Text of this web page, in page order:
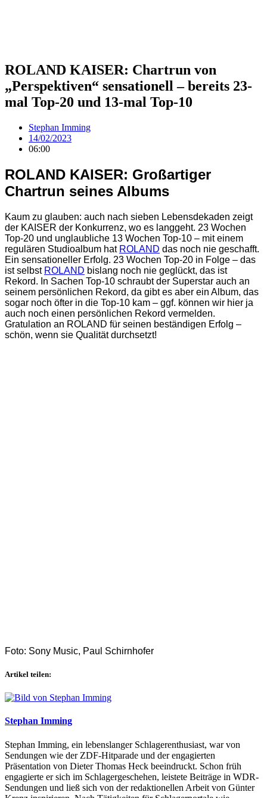
ROLAND KAISER: Chartrun von
„Perspektiven“ sensationell – bereits 23-
mal Top-20 und 13-mal Top-10
Stephan Imming
14/02/2023
06:00
ROLAND KAISER: Großartiger
Chartrun seines Albums
Kaum zu glauben: auch nach sieben Lebensdekaden zeigt
der KAISER der Konkurrenz, wo es langgeht. 23 Wochen
Top-20 und unglaubliche 13 Wochen Top-10 – mit einem
regulären Studioalbum hat ROLAND das noch nie geschafft.
Ein sensationeller Erfolg. 23 Wochen Top-20 in Folge – das
ist selbst ROLAND bislang noch nie geglückt, das ist
Rekord. In Sachen Top-10 schraubt der Superstar auch an
seinem persönlichen Rekord, da gibt es aber ein Album, das
sogar noch öfter in die Top-10 kam – ggf. können wir hier ja
auch noch einen persönlichen Rekord vermelden.
Gratulation an ROLAND für seinen beständigen Erfolg –
schön, wenn sie Qualität durchsetzt!
Foto: Sony Music, Paul Schirnhofer
Artikel teilen:
Stephan Imming
Stephan Imming, ein lebenslanger Schlagerenthusiast, war von
Sendungen wie der ZDF-Hitparade und der engagierten
Präsentation von Dieter Thomas Heck beeindruckt. Schon früh
engagierte er sich im Schlagergeschehen, leistete Beiträge in WDR-
Sendungen und ließ sich von der redaktionellen Arbeit von Günter